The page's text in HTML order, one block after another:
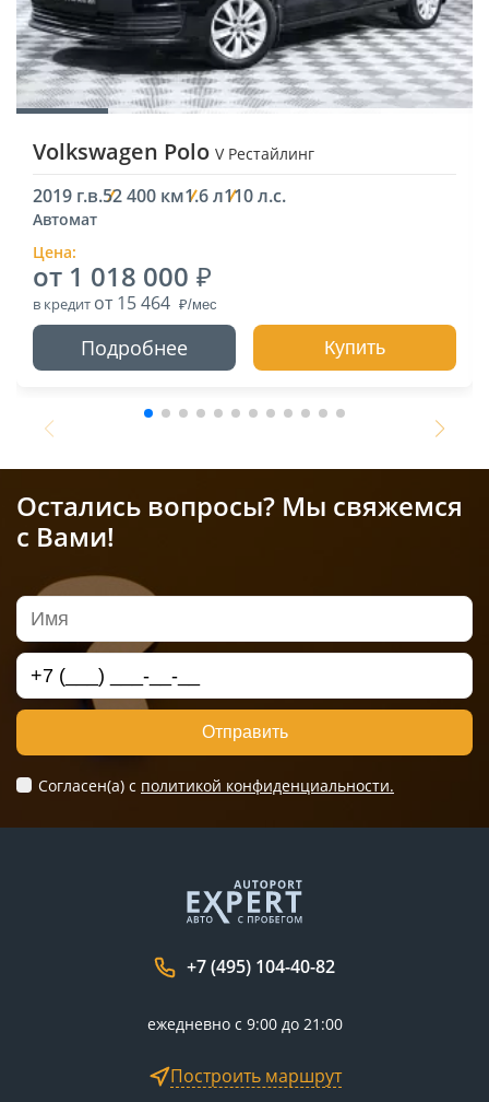
Volkswagen Polo V Рестайлинг
2019 г.в.52 400 км1.6 л110 л.с.
Автомат
Цена:
от 1 018 000
в кредит от 15 464
Подробнее Купить
Остались вопросы? Мы свяжемся
с Вами!
Отправить
Согласен(а) c политикой конфиденциальности.
+7 (495) 104-40-82
ежедневно с 9:00 до 21:00
Построить маршрут